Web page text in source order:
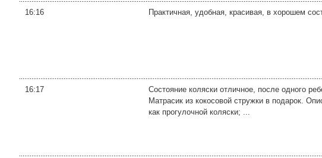
16:16 Практичная, удобная, красивая, в хорошем
16:17
Состояние коляски отличное, после одного
Матрасик из кокосовой стружки в подарок.
как прогулочной коляски; ...